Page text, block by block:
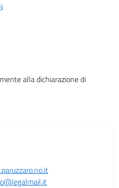
alla dichiarazione di